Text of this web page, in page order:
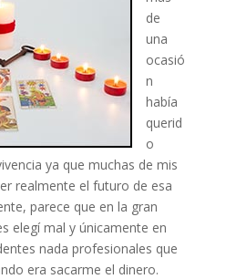
de
una
ocasió
n
había
querid
o
ya que muchas de mis
realmente el futuro de esa
parece que en la gran
elegí mal y únicamente en
nada profesionales que
era sacarme el dinero.